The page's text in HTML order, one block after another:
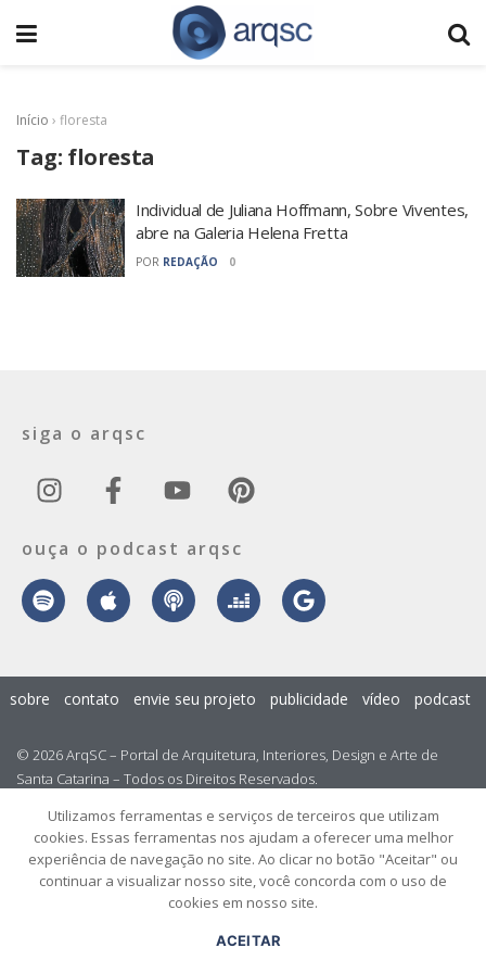
Início › floresta
Tag: floresta
Individual de Juliana Hoffmann, Sobre Viventes,
abre na Galeria Helena Fretta
POR REDAÇÃO 0
siga o arqsc
ouça o podcast arqsc
© 2026 ArqSC – Portal de Arquitetura, Interiores, Design e Arte de
Santa Catarina – Todos os Direitos Reservados.
sobre contato envie seu projeto publicidade vídeo podcast
Utilizamos ferramentas e serviços de terceiros que utilizam
cookies. Essas ferramentas nos ajudam a oferecer uma melhor
experiência de navegação no site. Ao clicar no botão "Aceitar" ou
continuar a visualizar nosso site, você concorda com o uso de
cookies em nosso site.
ACEITAR